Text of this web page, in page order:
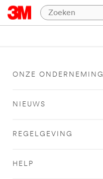
ONZE ONDERNEMING
NIEUWS
REGELGEVING
HELP